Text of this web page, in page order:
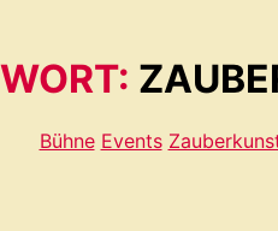
Kategorien
Bühne Events